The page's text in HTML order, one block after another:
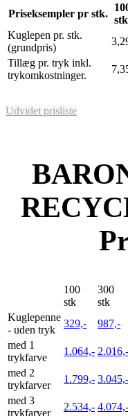
Priseksempler pr stk.
Kuglepen pr. stk.
(grundpris)
Tillæg pr. tryk inkl.
trykomkostninger.
Udvidet prisliste
100
stk
300
stk
Kuglepenne
- uden tryk
329,- 987,-
med 1
trykfarve
1.064,- 2.016,-
med 2
trykfarver
1.799,- 3.045,-
med 3
trykfarver
2.534,- 4.074,-